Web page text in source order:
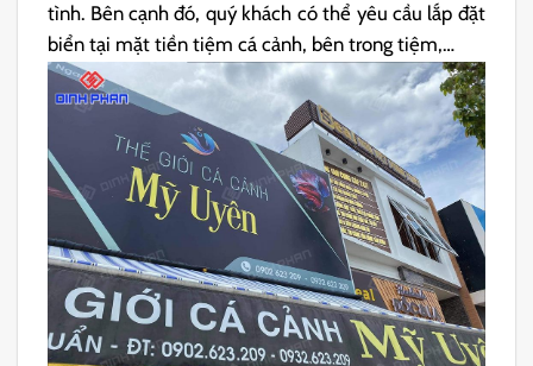
tình. Bên cạnh đó, quý khách có thể yêu cầu lắp đặt
biển tại mặt tiền tiệm cá cảnh, bên trong tiệm,…